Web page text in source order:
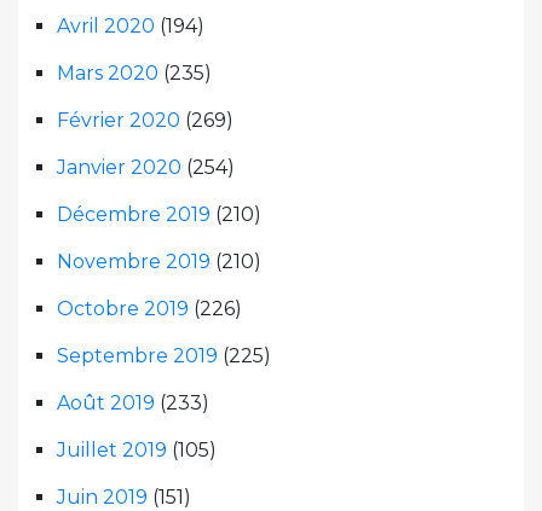
Avril 2020 (194)
Mars 2020 (235)
Février 2020 (269)
Janvier 2020 (254)
Décembre 2019 (210)
Novembre 2019 (210)
Octobre 2019 (226)
Septembre 2019 (225)
Août 2019 (233)
Juillet 2019 (105)
Juin 2019 (151)